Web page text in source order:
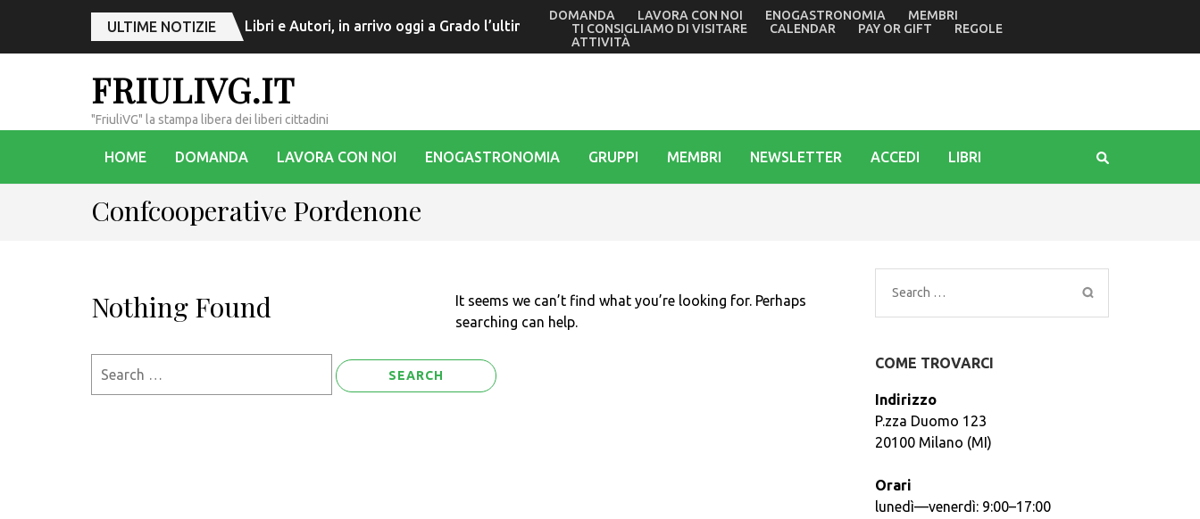
ULTIME NOTIZIE Libri e Autori, in arrivo oggi a Grado l’ultimo giallo di Tullio Avoledo. Verso il gran finale della rassegna letteraria
DOMANDA LAVORA CON NOI ENOGASTRONOMIA
MEMBRI
TI CONSIGLIAMO DI VISITARE
CALENDAR PAY OR GIFT
REGOLE
ATTIVITÀ
FRIULIVG.IT
"FriuliVG" la stampa libera dei liberi cittadini
HOME DOMANDA LAVORA CON NOI ENOGASTRONOMIA GRUPPI MEMBRI NEWSLETTER ACCEDI LIBRI
Confcooperative Pordenone
Nothing Found
It seems we can’t find what you’re looking for. Perhaps
searching can help.
Search
for:
COME TROVARCI
Indirizzo
P.zza Duomo 123
20100 Milano (MI)
Orari
lunedì—venerdì: 9:00–17:00